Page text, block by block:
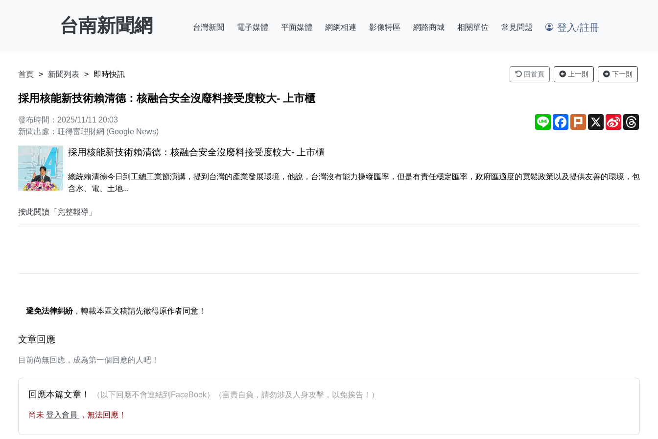
台南新聞網 台灣新聞 電子媒體 平面媒體 網網相連 影像特區 網路商城 相關單位 常見問題 登入/註冊
首頁 新聞列表 即時快訊 回首頁 上一則 下一則
採用核能新技術賴清德：核融合安全沒廢料接受度較大- 上市櫃
發布時間：2025/11/11 20:03
新聞出處：旺得富理財網 (Google News)
Line Facebook
Plurk X
Sina
Weibo
採用核能新技術賴清德：核融合安全沒廢料接受度較大- 上市櫃
總統賴清德今日到工總工業節演講，提到台灣的產業發展環境，他說，台灣沒有能力操縱匯率，但是有責任穩定匯率，政府匯適度的寬鬆政策以及提供友善的環境，包
含水、電、土地...
按此閱讀「完整報導」
避免法律糾紛，轉載本區文稿請先徵得原作者同意！
文章回應
目前尚無回應，成為第一個回應的人吧！
回應本篇文章！ （以下回應不會連結到FaceBook）（言責自負，請勿涉及人身攻擊，以免挨告！）
尚未 登入會員 ，無法回應！